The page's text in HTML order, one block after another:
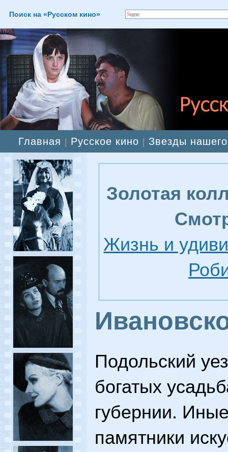
Поиск на «Русском кино»
Главная Русское кино Звезды
Золотая
Жизнь и
Подольский
богатых
губернии.
памятники